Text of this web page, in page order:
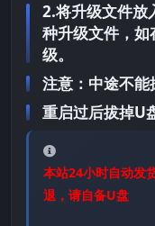
2.将升级文件放
种升级文件，
级。
注意：中途不能
重启过后拔掉U
本站24小时自动发
退，请自备U盘